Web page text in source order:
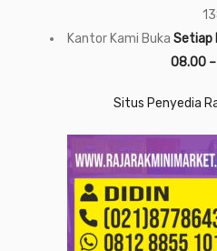
Kantor Kami Buka Setiap
08.00 –
Situs Penyedia